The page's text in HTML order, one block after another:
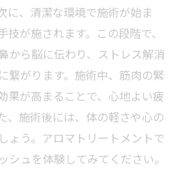
アロマトリートメント体験
じて得られる安らぎ
シュするためのアロマチョ
大限に楽しむ秘訣
に、清潔な環境で施術が始ま
技が施されます。この段階で、
から脳に伝わり、ストレス解消
繋がります。施術中、筋肉の緊
果が高まることで、心地よい疲
、施術後には、体の軽さや心の
ょう。アロマトリートメントで
シュを体験してみてください。